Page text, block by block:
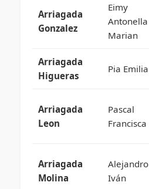
Arriagada
Gonzalez
Eimy
Antonella
Marian
Arriagada
Higueras
Pia Emilia
Arriagada
Leon
Pascal
Francisca
Arriagada
Molina
Alejandro
Iván